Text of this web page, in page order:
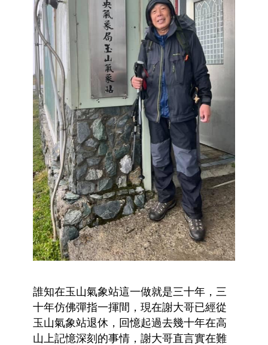
誰知在玉山氣象站這一做就是三十年，三
十年仿佛彈指一揮間，現在謝大哥已經從
玉山氣象站退休，回憶起過去幾十年在高
山上記憶深刻的事情，謝大哥直言實在難